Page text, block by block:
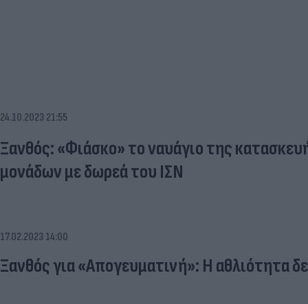
24.10.2023 21:55
Ξανθός: «Φιάσκο» το ναυάγιο της
μονάδων με δωρεά του ΙΣΝ
17.02.2023 14:00
Ξανθός για «Απογευματινή»: Η αθλιότητα